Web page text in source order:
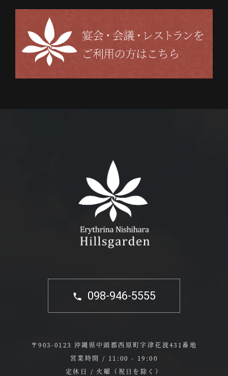
098-946-5555
〒903-0123 沖縄県中頭郡西原町字津花波431番地
営業時間 / 11:00 - 19:00
定休日 / 火曜（祝日を除く）